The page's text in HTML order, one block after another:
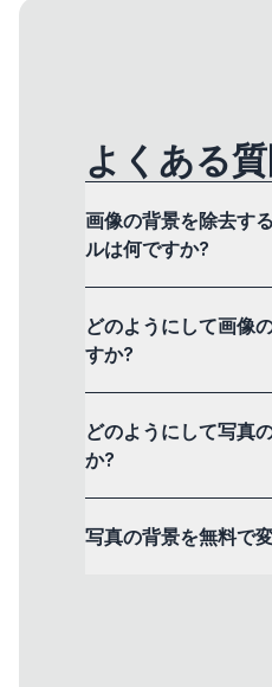
よくある質
画像の背景を除去す
ルは何ですか?
どのようにして画像
すか?
どのようにして写真
か?
写真の背景を無料で